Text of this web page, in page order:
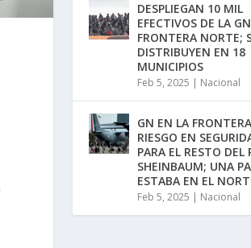
DESPLIEGAN 10 MIL
EFECTIVOS DE LA
FRONTERA NORTE;
DISTRIBUYEN EN 18
MUNICIPIOS
Feb 5, 2025 | Nacional
GN EN LA
RIESGO EN
PARA EL RESTO DEL
SHEINBAUM; UNA
ESTABA EN EL
Feb 5, 2025 | Nacional